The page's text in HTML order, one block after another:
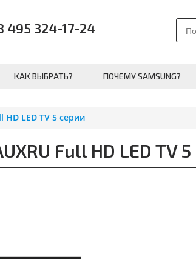
495 324-17-24
КАК ВЫБРАТЬ? ПОЧЕМУ SAMSUNG?
HD LED TV 5 серии
Full HD LED TV